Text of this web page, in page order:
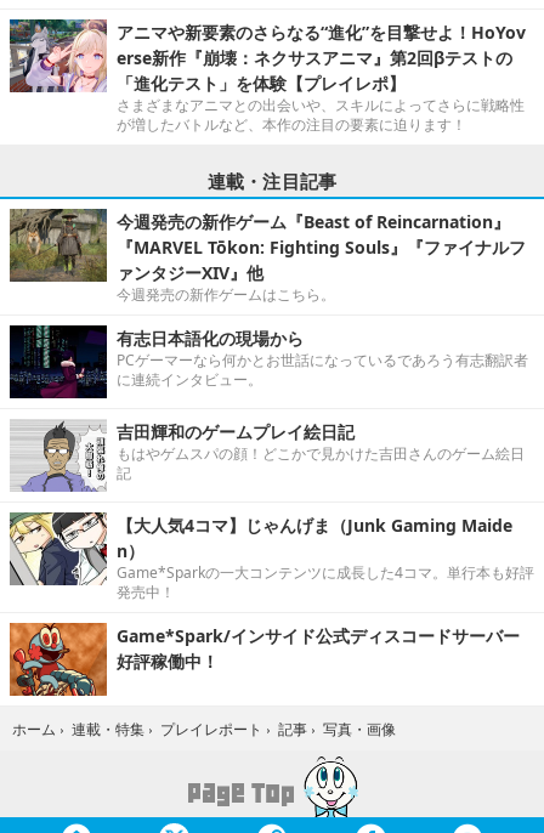
アニマや新要素のさらなる“進化”を目撃せよ！HoYov
erse新作『崩壊：ネクサスアニマ』第2回βテストの
「進化テスト」を体験【プレイレポ】
さまざまなアニマとの出会いや、スキルによってさらに戦略性
が増したバトルなど、本作の注目の要素に迫ります！
連載・注目記事
今週発売の新作ゲーム『Beast of Reincarnation』
『MARVEL Tōkon: Fighting Souls』『ファイナルフ
ァンタジーXIV』他
今週発売の新作ゲームはこちら。
有志日本語化の現場から
PCゲーマーなら何かとお世話になっているであろう有志翻訳者
に連続インタビュー。
吉田輝和のゲームプレイ絵日記
もはやゲムスパの顔！どこかで見かけた吉田さんのゲーム絵日
記
【大人気4コマ】じゃんげま（Junk Gaming Maide
n）
Game*Sparkの一大コンテンツに成長した4コマ。単行本も好評
発売中！
Game*Spark/インサイド公式ディスコードサーバー
好評稼働中！
ホーム › 連載・特集 › プレイレポート › 記事 › 写真・画像